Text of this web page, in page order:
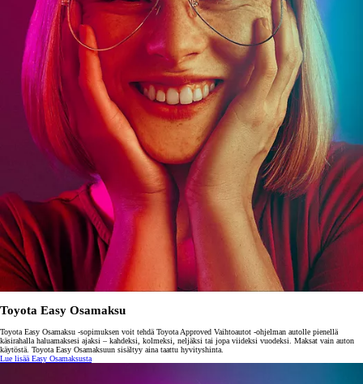
Toyota Easy Osamaksu
Toyota Easy Osamaksu -sopimuksen voit tehdä Toyota Approved Vaihtoautot -ohjelman autolle pienellä
käsirahalla haluamaksesi ajaksi – kahdeksi, kolmeksi, neljäksi tai jopa viideksi vuodeksi. Maksat vain auton
käytöstä. Toyota Easy Osamaksuun sisältyy aina taattu hyvityshinta.
Lue lisää Easy Osamaksusta